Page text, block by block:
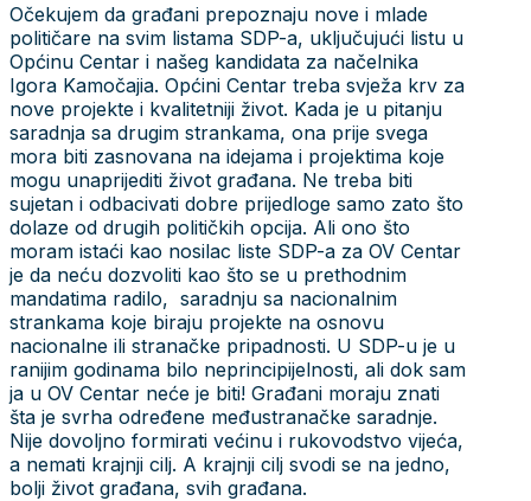
Očekujem da građani prepoznaju nove i mlade
političare na svim listama SDP-a, uključujući listu u
Općinu Centar i našeg kandidata za načelnika
Igora Kamočajia. Općini Centar treba svježa krv za
nove projekte i kvalitetniji život. Kada je u pitanju
saradnja sa drugim strankama, ona prije svega
mora biti zasnovana na idejama i projektima koje
mogu unaprijediti život građana. Ne treba biti
sujetan i odbacivati dobre prijedloge samo zato što
dolaze od drugih političkih opcija. Ali ono što
moram istaći kao nosilac liste SDP-a za OV Centar
je da neću dozvoliti kao što se u prethodnim
mandatima radilo, saradnju sa nacionalnim
strankama koje biraju projekte na osnovu
nacionalne ili stranačke pripadnosti. U SDP-u je u
ranijim godinama bilo neprincipijelnosti, ali dok sam
ja u OV Centar neće je biti! Građani moraju znati
šta je svrha određene međustranačke saradnje.
Nije dovoljno formirati većinu i rukovodstvo vijeća,
a nemati krajnji cilj. A krajnji cilj svodi se na jedno,
bolji život građana, svih građana.